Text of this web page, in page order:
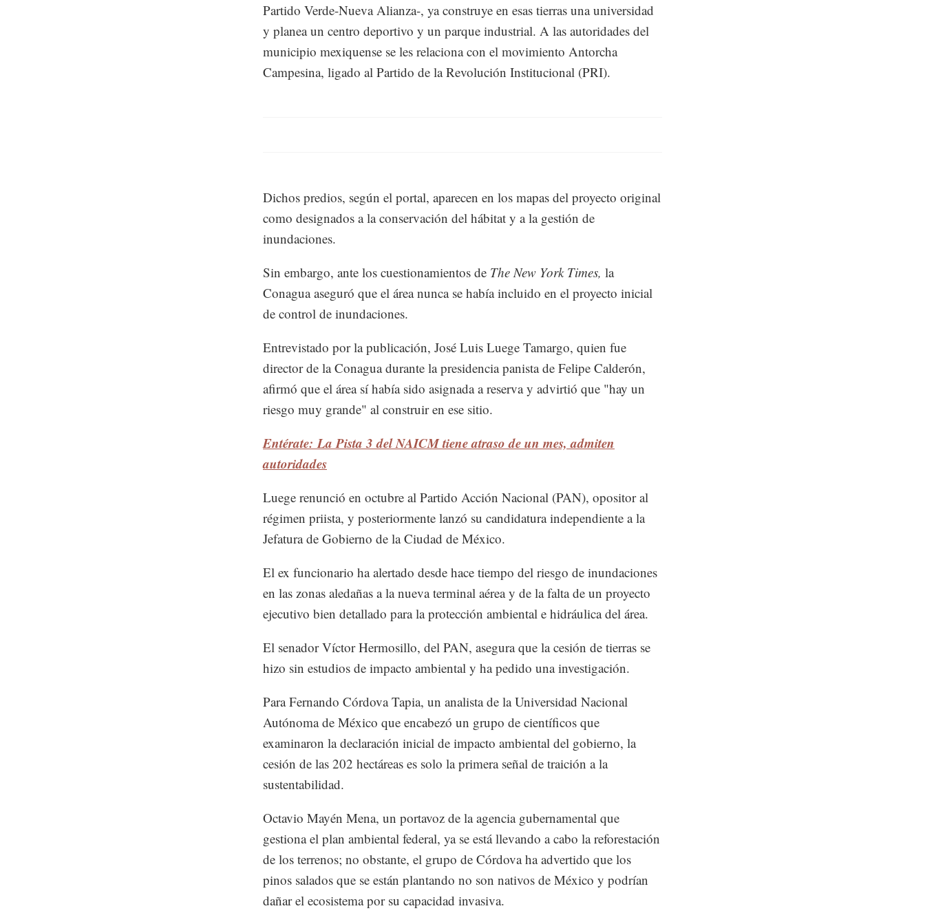
Partido Verde-Nueva Alianza-, ya construye en esas tierras una universidad
y planea un centro deportivo y un parque industrial. A las autoridades del
municipio mexiquense se les relaciona con el movimiento Antorcha
Campesina, ligado al Partido de la Revolución Institucional (PRI).
Dichos predios, según el portal, aparecen en los mapas del proyecto original
como designados a la conservación del hábitat y a la gestión de
inundaciones.
Sin embargo, ante los cuestionamientos de The New York Times, la
Conagua aseguró que el área nunca se había incluido en el proyecto inicial
de control de inundaciones.
Entrevistado por la publicación, José Luis Luege Tamargo, quien fue
director de la Conagua durante la presidencia panista de Felipe Calderón,
afirmó que el área sí había sido asignada a reserva y advirtió que "hay un
riesgo muy grande" al construir en ese sitio.
Entérate: La Pista 3 del NAICM tiene atraso de un mes, admiten
autoridades
Luege renunció en octubre al Partido Acción Nacional (PAN), opositor al
régimen priista, y posteriormente lanzó su candidatura independiente a la
Jefatura de Gobierno de la Ciudad de México.
El ex funcionario ha alertado desde hace tiempo del riesgo de inundaciones
en las zonas aledañas a la nueva terminal aérea y de la falta de un proyecto
ejecutivo bien detallado para la protección ambiental e hidráulica del área.
El senador Víctor Hermosillo, del PAN, asegura que la cesión de tierras se
hizo sin estudios de impacto ambiental y ha pedido una investigación.
Para Fernando Córdova Tapia, un analista de la Universidad Nacional
Autónoma de México que encabezó un grupo de científicos que
examinaron la declaración inicial de impacto ambiental del gobierno, la
cesión de las 202 hectáreas es solo la primera señal de traición a la
sustentabilidad.
Octavio Mayén Mena, un portavoz de la agencia gubernamental que
gestiona el plan ambiental federal, ya se está llevando a cabo la reforestación
de los terrenos; no obstante, el grupo de Córdova ha advertido que los
pinos salados que se están plantando no son nativos de México y podrían
dañar el ecosistema por su capacidad invasiva.